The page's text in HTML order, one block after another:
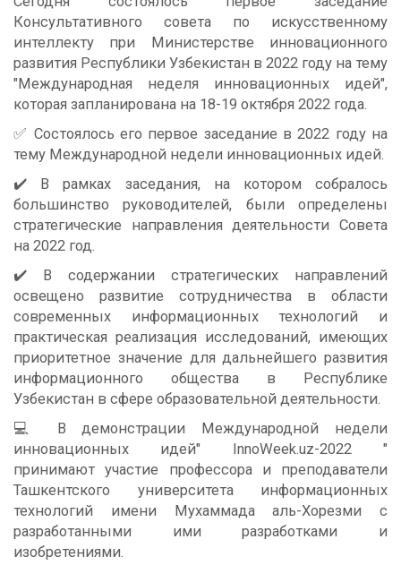
Консультативного совета по искусственному
интеллекту при Министерстве инновационного
развития Республики Узбекистан в 2022 году на тему
"Международная неделя инновационных идей",
которая запланирована на 18-19 октября 2022 года.
✅ Состоялось его первое заседание в 2022 году на
тему Международной недели инновационных идей.
✔️ В рамках заседания, на котором собралось
большинство руководителей, были определены
стратегические направления деятельности Совета
на 2022 год.
✔️ В содержании стратегических направлений
освещено развитие сотрудничества в области
современных информационных технологий и
практическая реализация исследований, имеющих
приоритетное значение для дальнейшего развития
информационного общества в Республике
Узбекистан в сфере образовательной деятельности.
💻 В демонстрации Международной недели
инновационных идей" InnoWeek.uz-2022 "
принимают участие профессора и преподаватели
Ташкентского университета информационных
технологий имени Мухаммада аль-Хорезми с
разработанными ими разработками и
изобретениями.